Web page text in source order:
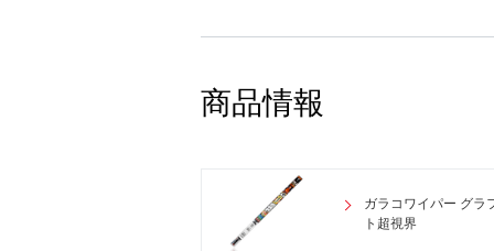
商品情報
ガラコワイパー グラ
ト超視界